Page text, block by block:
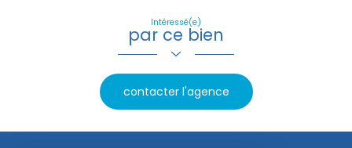
Intéressé(e)
par ce bien
contacter l'agence